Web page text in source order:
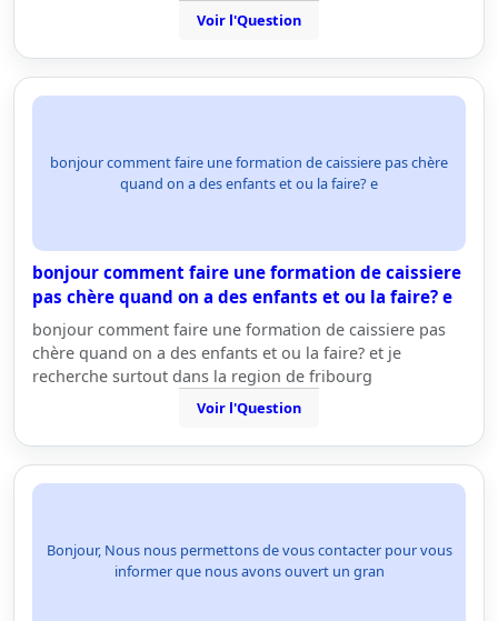
Voir l'Question
bonjour comment faire une formation de caissiere pas chère
quand on a des enfants et ou la faire? e
bonjour comment faire une formation de caissiere
pas chère quand on a des enfants et ou la faire? e
bonjour comment faire une formation de caissiere pas
chère quand on a des enfants et ou la faire? et je
recherche surtout dans la region de fribourg
Voir l'Question
Bonjour, Nous nous permettons de vous contacter pour vous
informer que nous avons ouvert un gran